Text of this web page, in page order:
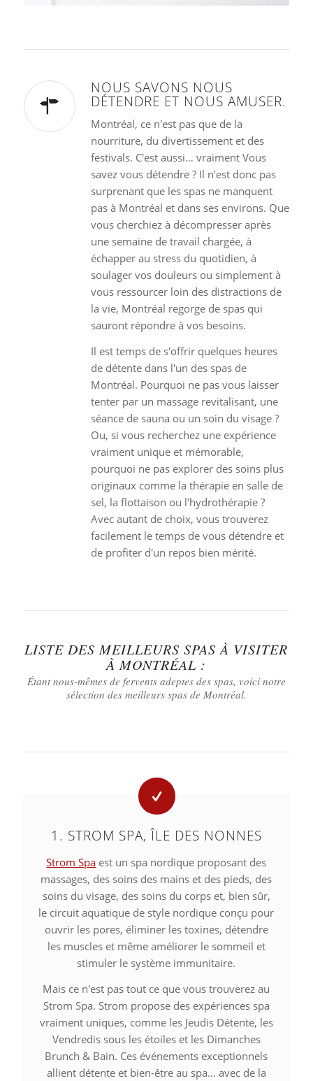
NOUS SAVONS NOUS
DÉTENDRE ET NOUS AMUSER.
Montréal, ce n'est pas que de la
nourriture, du divertissement et des
festivals. C'est aussi… vraimentVous
savez vous détendre ? Il n’est donc pas
surprenant que les spas ne manquent
pas à Montréal et dans ses environs. Que
vous cherchiez à décompresser après
une semaine de travail chargée, à
échapper au stress du quotidien, à
soulager vos douleurs ou simplement à
vous ressourcer loin des distractions de
la vie, Montréal regorge de spas qui
sauront répondre à vos besoins.
Il est temps de s'offrir quelques heures
de détente dans l'un des spas de
Montréal. Pourquoi ne pas vous laisser
tenter par un massage revitalisant, une
séance de sauna ou un soin du visage ?
Ou, si vous recherchez une expérience
vraiment unique et mémorable,
pourquoi ne pas explorer des soins plus
originaux comme la thérapie en salle de
sel, la flottaison ou l'hydrothérapie ?
Avec autant de choix, vous trouverez
facilement le temps de vous détendre et
de profiter d'un repos bien mérité.
LISTE DES MEILLEURS SPAS À VISITER
À MONTRÉAL :
Étant nous-mêmes de fervents adeptes des spas, voici notre
sélection des meilleurs spas de Montréal.
1. STROM SPA, ÎLE DES NONNES
Strom Spa est un spa nordique proposant des
massages, des soins des mains et des pieds, des
soins du visage, des soins du corps et, bien sûr,
le circuit aquatique de style nordique conçu pour
ouvrir les pores, éliminer les toxines, détendre
les muscles et même améliorer le sommeil et
stimuler le système immunitaire.
Mais ce n'est pas tout ce que vous trouverez au
Strom Spa. Strom propose des expériences spa
vraiment uniques, comme les Jeudis Détente, les
Vendredis sous les étoiles et les Dimanches
Brunch & Bain. Ces événements exceptionnels
allient détente et bien-être au spa… avec de la